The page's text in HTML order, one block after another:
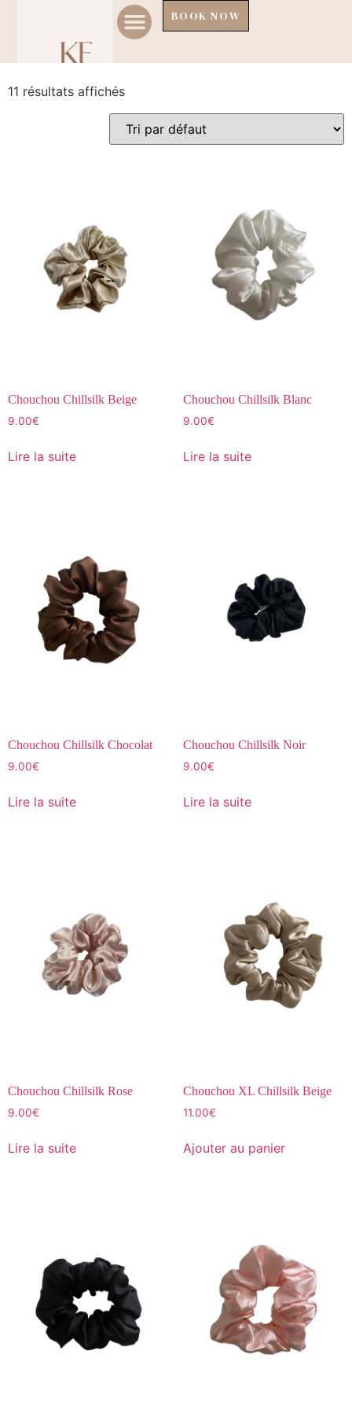
BOOK NOW
Chillsilk
11 résultats affichés
Chouchou Chillsilk Beige
9.00€
Lire la suite
Chouchou Chillsilk Blanc
9.00€
Lire la suite
Chouchou Chillsilk Chocolat
9.00€
Lire la suite
Chouchou Chillsilk Noir
9.00€
Lire la suite
Chouchou Chillsilk Rose
9.00€
Lire la suite
Chouchou XL Chillsilk Beige
11.00€
Ajouter au panier